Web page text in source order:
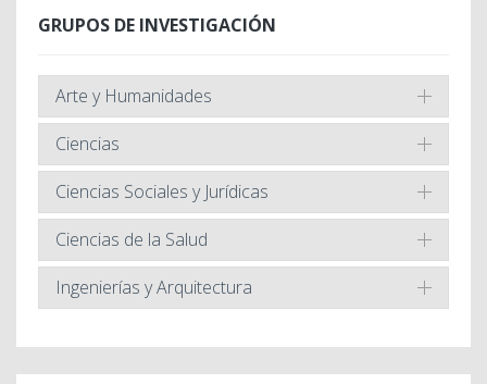
GRUPOS DE INVESTIGACIÓN
Arte y Humanidades
Ciencias
Ciencias Sociales y Jurídicas
Ciencias de la Salud
Ingenierías y Arquitectura